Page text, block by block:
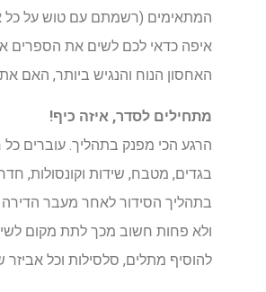
המתאימים (רשמתם עם טוש על כל
איפה כדאי לכם לשים את הספרים
האחסון הנוח והנגיש ביותר, האם
מתחילים לסדר, איזה כיף!
הרגע הכי מפנק בתהליך. עוברים
בגדים, מטבח, שידות וקונסולות,
בתהליך הסידור לאחר מעבר
ולא פחות חשוב מכך לתת מקום
להוסיף מתלים, סלסילות וכל